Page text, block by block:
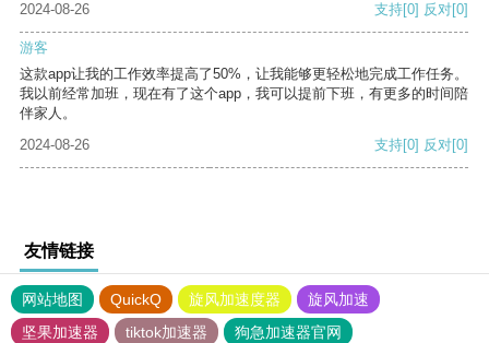
2024-08-26
支持[0] 反对[0]
游客
这款app让我的工作效率提高了50%，让我能够更轻松地完成工作任务。
我以前经常加班，现在有了这个app，我可以提前下班，有更多的时间陪
伴家人。
2024-08-26
支持[0] 反对[0]
友情链接
网站地图 QuickQ 旋风加速度器
旋风加速
坚果加速器
tiktok加速器
狗急加速器官网